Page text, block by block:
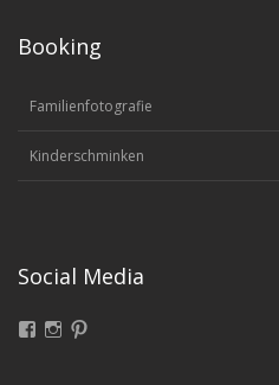
Booking
Familienfotografie
Kinderschminken
Social Media
FacebookInstagram